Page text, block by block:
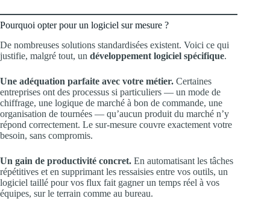
Pourquoi opter pour un logiciel sur mesure ?
De nombreuses solutions standardisées existent. Voici ce qui
justifie, malgré tout, un développement logiciel spécifique.
Une adéquation parfaite avec votre métier. Certaines
entreprises ont des processus si particuliers — un mode de
chiffrage, une logique de marché à bon de commande, une
organisation de tournées — qu’aucun produit du marché n’y
répond correctement. Le sur-mesure couvre exactement votre
besoin, sans compromis.
Un gain de productivité concret. En automatisant les tâches
répétitives et en supprimant les ressaisies entre vos outils, un
logiciel taillé pour vos flux fait gagner un temps réel à vos
équipes, sur le terrain comme au bureau.